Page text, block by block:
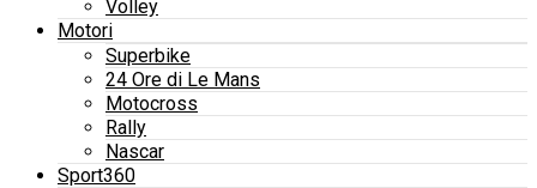
Volley
Motori
Superbike
24 Ore di Le Mans
Motocross
Rally
Nascar
Sport360